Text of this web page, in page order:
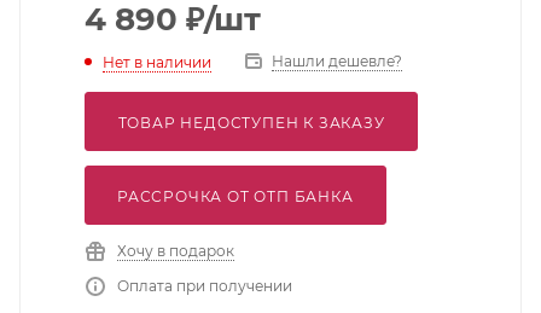
4 890 ₽/шт
Нет в наличии Нашли дешевле?
ТОВАР НЕДОСТУПЕН К ЗАКАЗУ
РАССРОЧКА ОТ ОТП БАНКА
Хочу в подарок
Оплата при получении